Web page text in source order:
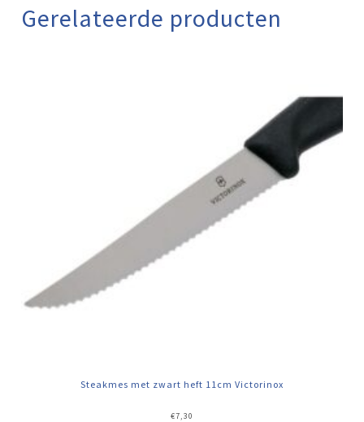
Gerelateerde producten
Steakmes met zwart heft 11cm Victorinox
€7,30